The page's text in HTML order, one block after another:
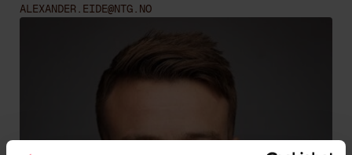
ALEXANDER.EIDE@NTG.NO